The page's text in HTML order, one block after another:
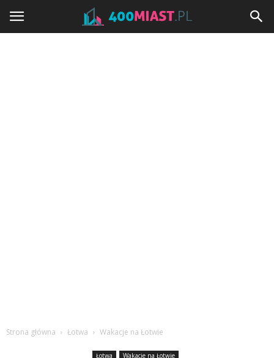
Strona główna Łotwa Wakacje na Łotwie
Łotwa Wakacje na Łotwie